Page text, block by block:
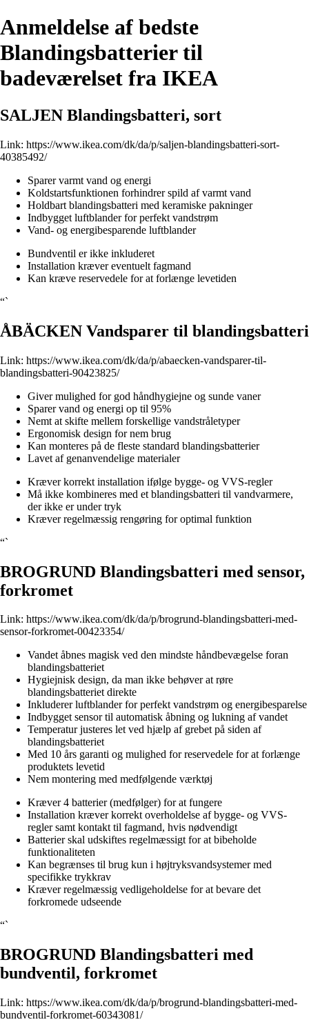
Anmeldelse af bedste
Blandingsbatterier til
badeværelset fra IKEA
SALJEN Blandingsbatteri, sort
Link: https://www.ikea.com/dk/da/p/saljen-blandingsbatteri-sort-
40385492/
Sparer varmt vand og energi
Koldstartsfunktionen forhindrer spild af varmt vand
Holdbart blandingsbatteri med keramiske pakninger
Indbygget luftblander for perfekt vandstrøm
Vand- og energibesparende luftblander
Bundventil er ikke inkluderet
Installation kræver eventuelt fagmand
Kan kræve reservedele for at forlænge levetiden
“`
ÅBÄCKEN Vandsparer til blandingsbatteri
Link: https://www.ikea.com/dk/da/p/abaecken-vandsparer-til-
blandingsbatteri-90423825/
Giver mulighed for god håndhygiejne og sunde vaner
Sparer vand og energi op til 95%
Nemt at skifte mellem forskellige vandstråletyper
Ergonomisk design for nem brug
Kan monteres på de fleste standard blandingsbatterier
Lavet af genanvendelige materialer
Kræver korrekt installation ifølge bygge- og VVS-regler
Må ikke kombineres med et blandingsbatteri til vandvarmere,
der ikke er under tryk
Kræver regelmæssig rengøring for optimal funktion
“`
BROGRUND Blandingsbatteri med sensor,
forkromet
Link: https://www.ikea.com/dk/da/p/brogrund-blandingsbatteri-med-
sensor-forkromet-00423354/
Vandet åbnes magisk ved den mindste håndbevægelse foran
blandingsbatteriet
Hygiejnisk design, da man ikke behøver at røre
blandingsbatteriet direkte
Inkluderer luftblander for perfekt vandstrøm og energibesparelse
Indbygget sensor til automatisk åbning og lukning af vandet
Temperatur justeres let ved hjælp af grebet på siden af
blandingsbatteriet
Med 10 års garanti og mulighed for reservedele for at forlænge
produktets levetid
Nem montering med medfølgende værktøj
Kræver 4 batterier (medfølger) for at fungere
Installation kræver korrekt overholdelse af bygge- og VVS-
regler samt kontakt til fagmand, hvis nødvendigt
Batterier skal udskiftes regelmæssigt for at bibeholde
funktionaliteten
Kan begrænses til brug kun i højtryksvandsystemer med
specifikke trykkrav
Kræver regelmæssig vedligeholdelse for at bevare det
forkromede udseende
“`
BROGRUND Blandingsbatteri med
bundventil, forkromet
Link: https://www.ikea.com/dk/da/p/brogrund-blandingsbatteri-med-
bundventil-forkromet-60343081/